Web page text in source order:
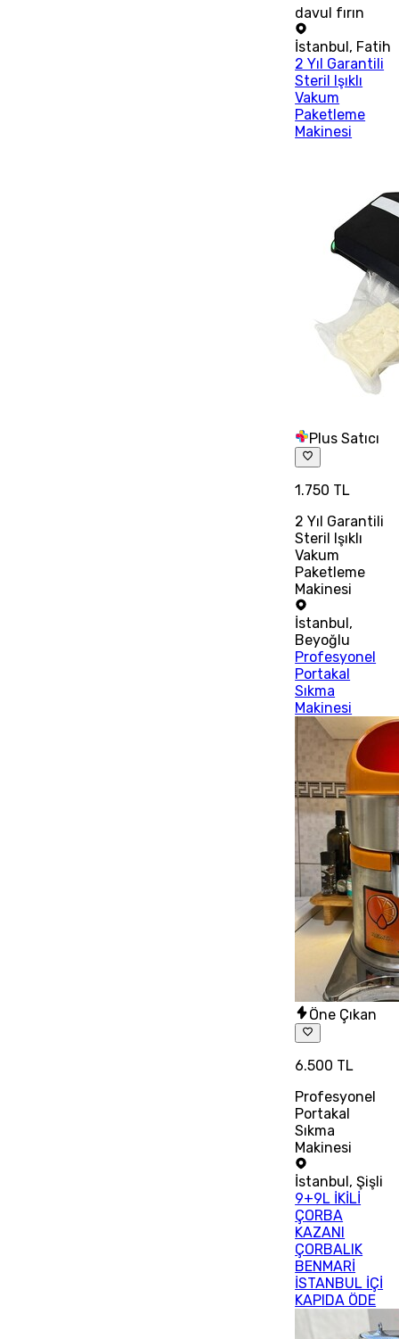
davul fırın
İstanbul , Fatih
2 Yıl Garantili
Steril Işıklı
Vakum
Paketleme
Makinesi
Plus Satıcı
1.750 TL
2 Yıl Garantili
Steril Işıklı
Vakum
Paketleme
Makinesi
İstanbul,
Beyoğlu
Profesyonel
Portakal
Sıkma
Makinesi
Öne Çıkan
6.500 TL
Profesyonel
Portakal
Sıkma
Makinesi
İstanbul,Şişli
9+9L İKİLİ
ÇORBA
KAZANI
ÇORBALIK
BENMARİ
İSTANBUL İÇİ
KAPIDA ÖDE